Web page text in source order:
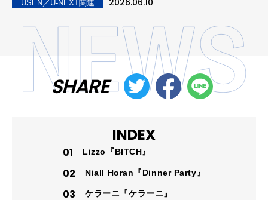
USEN／U-NEXT関連 2026.06.10
SHARE
INDEX
Lizzo『BITCH』
Niall Horan『Dinner Party』
ケラーニ『ケラーニ』